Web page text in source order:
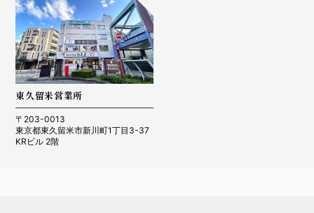
東久留米営業所
〒203-0013
東京都東久留米市新川町1丁目3-37
KRビル 2階